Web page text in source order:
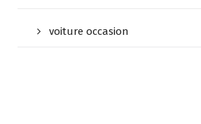
voiture occasion